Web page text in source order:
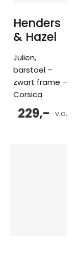
Henders
& Hazel
Julien,
barstoel –
zwart frame –
Corsica
v.a.
229,-